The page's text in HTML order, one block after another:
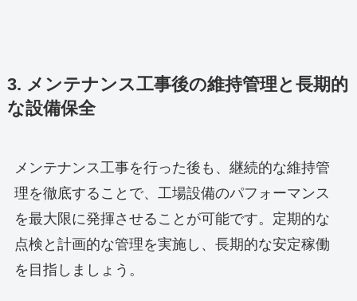
3. メンテナンス工事後の維持管理と長期的
な設備保全
メンテナンス工事を行った後も、継続的な維持管
理を徹底することで、工場設備のパフォーマンス
を最大限に発揮させることが可能です。定期的な
点検と計画的な管理を実施し、長期的な安定稼働
を目指しましょう。